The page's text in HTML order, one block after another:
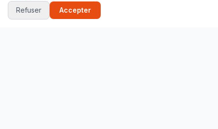
New York
Tokyo
Refuser
Accepter